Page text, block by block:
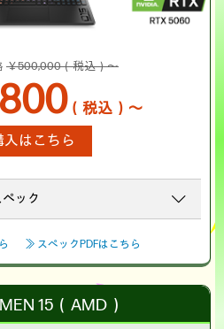
￥500,000（税込）～
（税込）～
入はこちら
ペック
≫ スペックPDFはこちら
15（AMD）